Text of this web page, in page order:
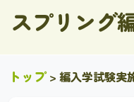
スプリング
トップ> 編入学試験実